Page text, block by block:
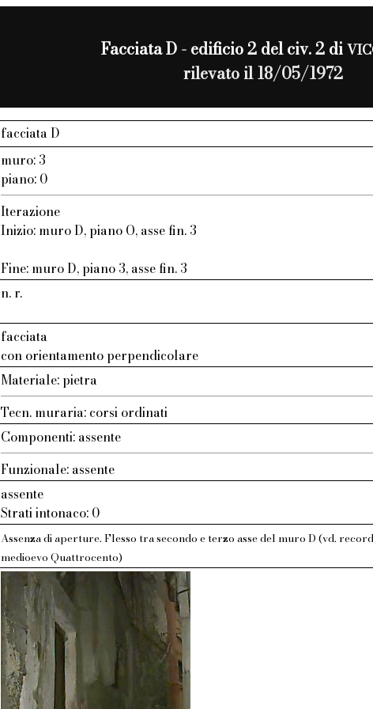
Facciata D - edificio 2 del civ. 2 di
rilevato il 18/05/1972
facciata D
muro: 3
piano: 0
Iterazione
Inizio: muro D, piano O, asse fin. 3
Fine: muro D, piano 3, asse fin. 3
n. r.
facciata
con orientamento perpendicolare
Materiale: pietra
Tecn. muraria: corsi ordinati
Componenti: assente
Funzionale: assente
assente
Strati intonaco: 0
Assenza di aperture. Flesso tra secondo e terzo asse del muro D (vd.
medioevo Quattrocento)